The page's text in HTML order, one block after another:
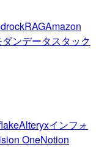
RAGAmazon
ダンデータスタック
Alteryxインフォ
OneNotion